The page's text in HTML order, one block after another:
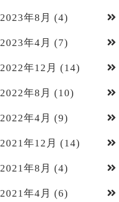
2023年8月 (4)
2023年4月 (7)
2022年12月 (14)
2022年8月 (10)
2022年4月 (9)
2021年12月 (14)
2021年8月 (4)
2021年4月 (6)